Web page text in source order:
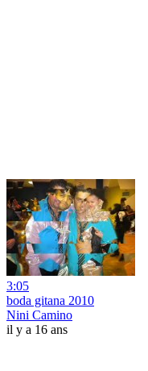
3:05
boda gitana 2010
Nini Camino
il y a 16 ans